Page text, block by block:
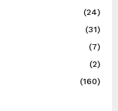
(24)
(31)
(7)
(2)
(160)